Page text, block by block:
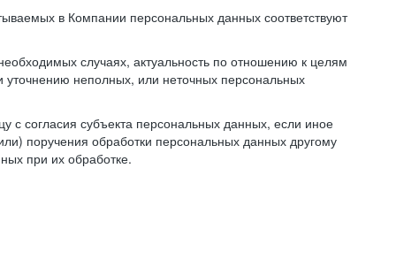
в Компании персональных данных соответствуют
случаях, актуальность по отношению к целям
неполных, или неточных персональных
с согласия субъекта персональных данных, если иное
поручения обработки персональных данных другому
при их обработке.